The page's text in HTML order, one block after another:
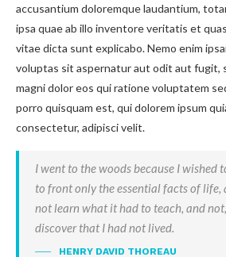
accusantium doloremque laudantium,
ipsa quae ab illo inventore veritatis et
vitae dicta sunt explicabo. Nemo enim
voluptas sit aspernatur aut odit aut fugit,
magni dolor eos qui ratione voluptatem
porro quisquam est, qui dolorem ipsum
consectetur, adipisci velit.
I went to the woods because I wished
to front only the essential facts of life,
not learn what it had to teach, and
discover that I had not lived.
HENRY DAVID THOREAU